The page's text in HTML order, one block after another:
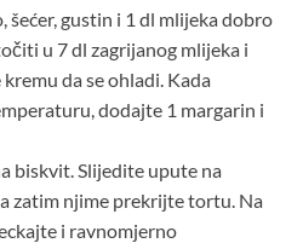
šećer, gustin i 1 dl mlijeka dobro
u 7 dl zagrijanog mlijeka i
da se ohladi. Kada
dodajte 1 margarin i
biskvit. Slijedite upute na
zatim njime prekrijte tortu. Na
i ravnomjerno